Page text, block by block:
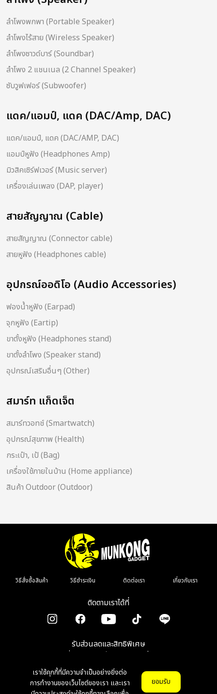
เราใช้คุกกี้ที่มีความจำเป็นอย่างยิ่งต่อ
การทำงานของเว็บไซต์ของเรา และเรา
ยอมรับ
ลำโพงพกพา (Portable Speaker)
ลำโพงไร้สาย (Wireless Speaker)
ลำโพงซาวด์บาร์ (Soundbar)
ลำโพง 2 แชนเนล (2 Channel Speaker)
ซับวูฟเฟอร์ (Subwoofer)
แดค/แอมป์, แดค (DAC/Amp, DAC)
แดค/แอมป์, แดค (DAC/AMP, DAC)
แอมป์หูฟัง (Headphones Amp)
มิวสิคเซิร์ฟเวอร์ (Music server)
เครื่องเล่นเพลง (DAP, player)
สายสัญญาณ (Cable)
สายสัญญาณ (Connector cable)
สายหูฟัง (Headphones cable)
อุปกรณ์ออดิโอ (Audio Accessories)
ฟองน้ำหูฟัง (Earpad)
จุกหูฟัง (Eartip)
ขาตั้งหูฟัง (Headphones stand)
ขาตั้งลำโพง (Speaker stand)
อุปกรณ์เสริมอื่นๆ (Other)
สมาร์ท แก็ดเจ็ต
สมาร์ทวอทช์ (Smartwatch)
อุปกรณ์สุขภาพ (Health)
กระเป๋า, เป้ (Bag)
เครื่องใช้ภายในบ้าน (Home appliance)
สินค้า Outdoor (Outdoor)
วิธีสั่งซื้อสินค้า วิธีชำระเงิน ติดต่อเรา เกี่ยวกับเรา
ติดตามเราได้ที่
รับส่วนลดและสิทธิพิเศษ
เมื่อลงทะเบียนรับข่าวสาร รีวิว โปรโมชั่น